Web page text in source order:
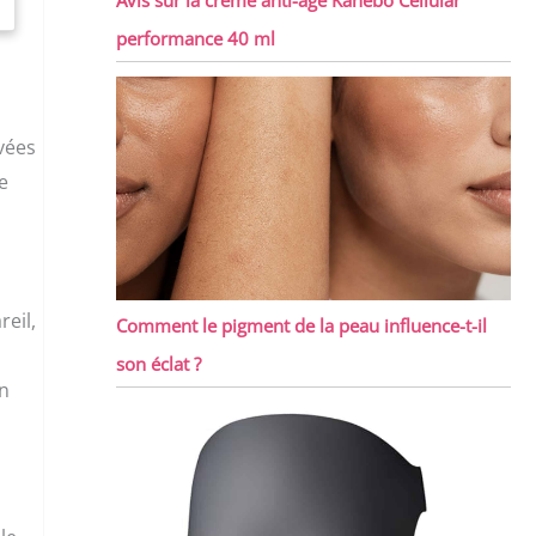
performance 40 ml
Comment le pigment de la peau influence-t-il
son éclat ?